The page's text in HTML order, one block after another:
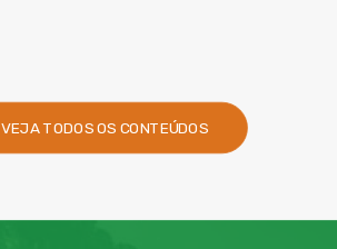
VEJA TODOS OS CONTEÚDOS